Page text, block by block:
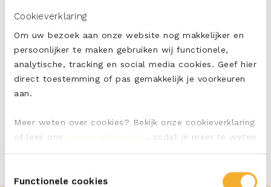
Cookieverklaring
Om uw bezoek aan onze website nog makkelijker en
persoonlijker te maken gebruiken wij functionele,
analytische, tracking en social media cookies. Geef hier
direct toestemming of pas gemakkelijk je voorkeuren
aan.
Meer weten over cookies? Bekijk onze cookieverklaring
of lees ons privacy statement
, zodat je meer te weten
Functionele cookies
PRINT